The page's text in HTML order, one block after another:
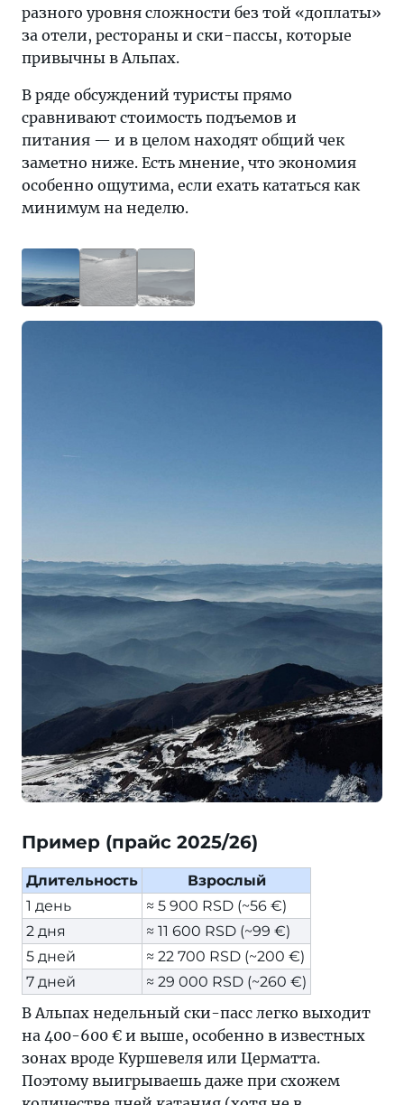
разного уровня сложности без той «доплаты»
за отели, рестораны и ски-пассы, которые
привычны в Альпах.
В ряде обсуждений туристы прямо
сравнивают стоимость подъемов и
питания — и в целом находят общий чек
заметно ниже. Есть мнение, что экономия
особенно ощутима, если ехать кататься как
минимум на неделю.
Пример (прайс 2025/26)
Длительность
Взрослый
1 день
≈ 5 900 RSD (~56 €)
2 дня
≈ 11 600 RSD (~99 €)
5 дней
≈ 22 700 RSD (~200 €)
7 дней
≈ 29 000 RSD (~260 €)
В Альпах недельный ски-пасс легко выходит
на 400-600 € и выше, особенно в известных
зонах вроде Куршевеля или Церматта.
Поэтому выигрываешь даже при схожем